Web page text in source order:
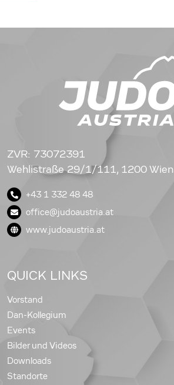
ZVR: 73072391
Wehlistraße 29/1/111, 1200 Wien
+43 1 332 48 48
office@judoaustria.at
www.judoaustria.at
QUICK LINKS
Vorstand
Dan-Kollegium
Events
Bilder und Videos
Downloads
Standorte